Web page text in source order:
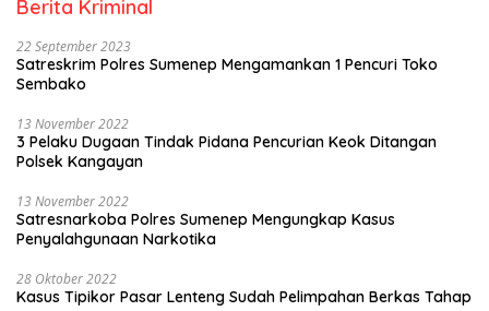
Berita Kriminal
22 September 2023
Satreskrim Polres Sumenep Mengamankan 1 Pencuri Toko
Sembako
13 November 2022
3 Pelaku Dugaan Tindak Pidana Pencurian Keok Ditangan
Polsek Kangayan
13 November 2022
Satresnarkoba Polres Sumenep Mengungkap Kasus
Penyalahgunaan Narkotika
28 Oktober 2022
Kasus Tipikor Pasar Lenteng Sudah Pelimpahan Berkas Tahap